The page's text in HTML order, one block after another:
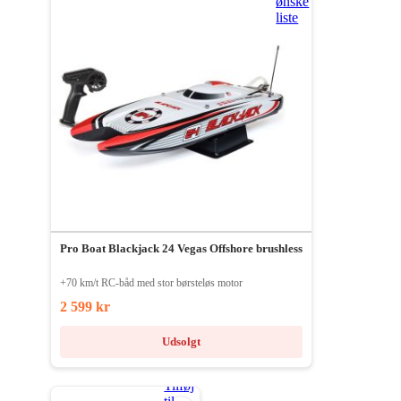
liste
Pro Boat Blackjack 24 Vegas Offshore brushless
+70 km/t RC-båd med stor børsteløs motor
2 599 kr
Udsolgt
Tilføj